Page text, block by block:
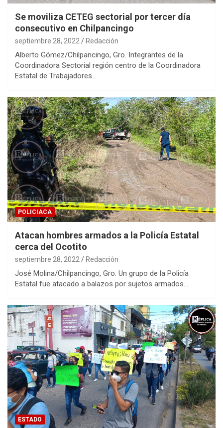
Se moviliza CETEG sectorial por tercer día
consecutivo en Chilpancingo
septiembre 28, 2022 Redacción
Alberto Gómez/Chilpancingo, Gro. Integrantes de la
Coordinadora Sectorial región centro de la Coordinadora
Estatal de Trabajadores…
POLICIACA
Atacan hombres armados a la Policía Estatal
cerca del Ocotito
septiembre 28, 2022 Redacción
José Molina/Chilpancingo, Gro. Un grupo de la Policía
Estatal fue atacado a balazos por sujetos armados…
ESTADO